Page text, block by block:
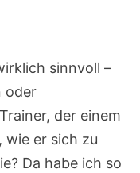
sinnvoll –
oder
der einem
wie er sich zu
Da habe ich so